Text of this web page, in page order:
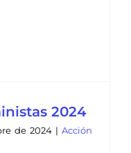
2024
de 2024 | Acción